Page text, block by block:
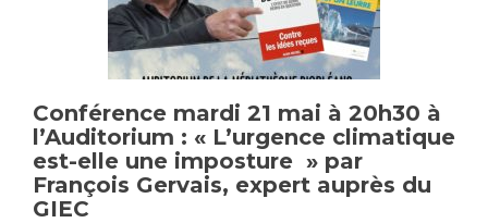
Conférence mardi 21 mai à 20h30 à
l’Auditorium : « L’urgence climatique
est-elle une imposture » par
François Gervais, expert auprès du
GIEC